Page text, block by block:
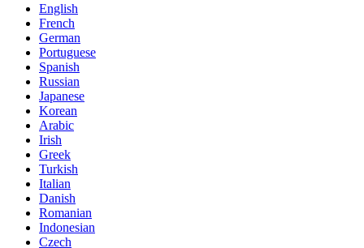
English
French
German
Portuguese
Spanish
Russian
Japanese
Korean
Arabic
Irish
Greek
Turkish
Italian
Danish
Romanian
Indonesian
Czech